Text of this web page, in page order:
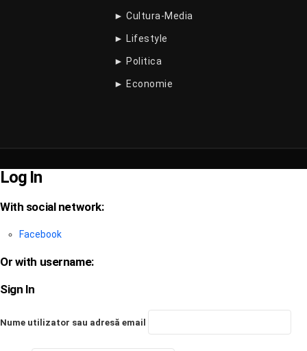
► Cultura-Media
► Lifestyle
► Politica
► Economie
Log In
With social network:
Facebook
Or with username:
Sign In
Nume utilizator sau adresă email